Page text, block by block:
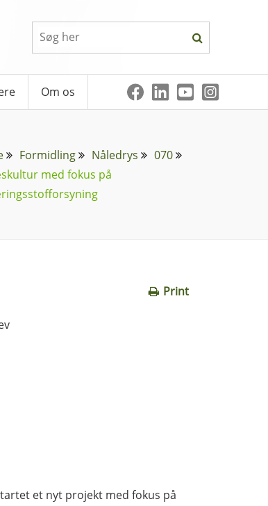
Om os
Formidling Nåledrys
070
med fokus på
Print
et nyt projekt med fokus på